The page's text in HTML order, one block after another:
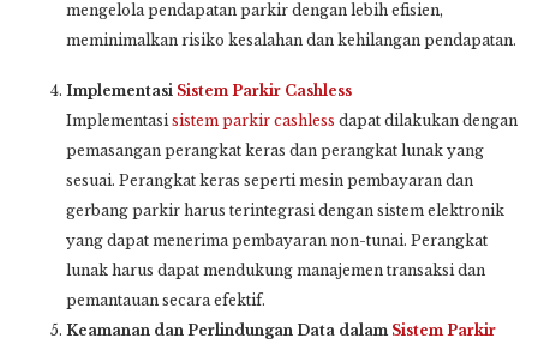
mengelola pendapatan parkir dengan lebih efisien,
meminimalkan risiko kesalahan dan kehilangan pendapatan.
Implementasi Sistem Parkir Cashless
Implementasisistem parkir cashless dapat dilakukan dengan
pemasangan perangkat keras dan perangkat lunak yang
sesuai. Perangkat keras seperti mesin pembayaran dan
gerbang parkir harus terintegrasi dengan sistem elektronik
yang dapat menerima pembayaran non-tunai. Perangkat
lunak harus dapat mendukung manajemen transaksi dan
pemantauan secara efektif.
Keamanan dan Perlindungan Data dalam Sistem Parkir